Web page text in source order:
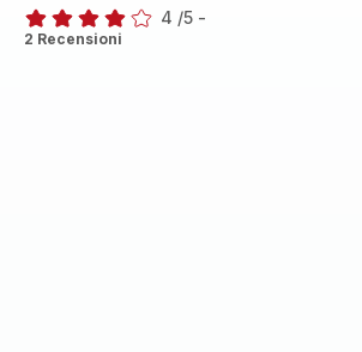
Recensione
4 /5 -
2 Recensioni